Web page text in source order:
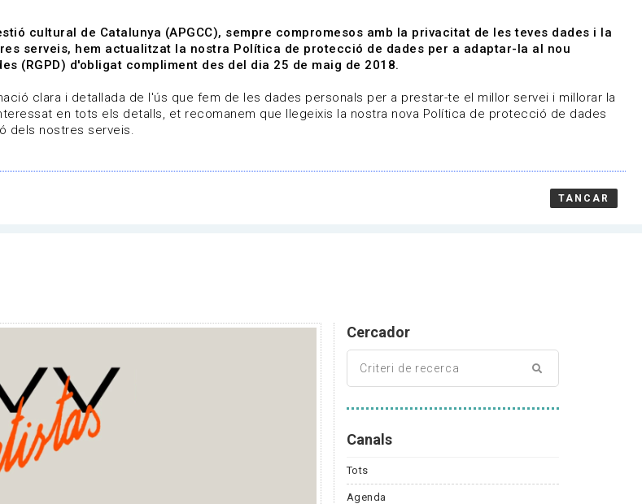
treball Projectes Serveis A qui representem Contacte
Cercador
Canals
Tots
Agenda
cultural de Catalunya (APGCC), sempre compromesos amb la privacitat de les teves dades i la
serveis, hem actualitzat la nostra Política de protecció de dades per a adaptar-la al nou
(RGPD) d'obligat compliment des del dia 25 de maig de 2018.
clara i detallada de l'ús que fem de les dades personals per a prestar-te el millor servei i millorar la
en tots els detalls, et recomanem que llegeixis la nostra nova Política de protecció de dades
dels nostres serveis.
TANCAR